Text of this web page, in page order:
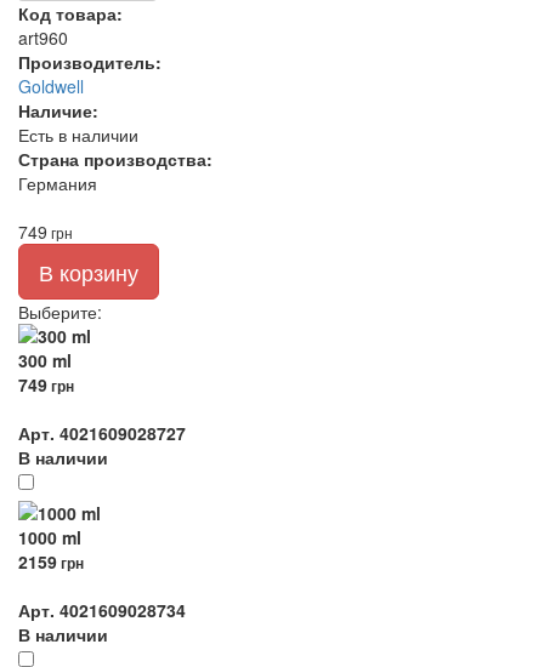
Код товара:
art960
Производитель:
Goldwell
Наличие:
Есть в наличии
Страна производства:
Германия
749 грн
В корзину
Выберите:
300 ml
749грн
Арт. 4021609028727
В наличии
1000 ml
2159грн
Арт. 4021609028734
В наличии